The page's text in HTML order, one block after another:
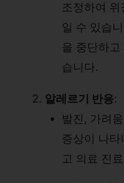
조정하여
일 수 있습
을 중단하
습니다.
알레르기 반응:
발진, 가려
증상이 나
고 의료 진